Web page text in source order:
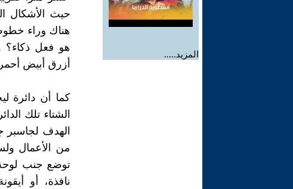
المزيد.....
حيث الأشكال
هناك وراء
هو فعل ذكاء؟
أزرق أبيض
من الأعمال
توضع جنب لوحة
نافذة، أو